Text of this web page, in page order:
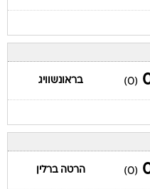
(0) בראונשוויג
(0) הרטה ברלין